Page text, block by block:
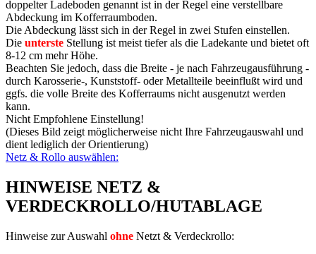
doppelter Ladeboden genannt ist in der Regel eine verstellbare
Abdeckung im Kofferraumboden.
Die Abdeckung lässt sich in der Regel in zwei Stufen einstellen.
Die unterste Stellung ist meist tiefer als die Ladekante und bietet oft
8-12 cm mehr Höhe.
Beachten Sie jedoch, dass die Breite - je nach Fahrzeugausführung -
durch Karosserie-, Kunststoff- oder Metallteile beeinflußt wird und
ggfs. die volle Breite des Kofferraums nicht ausgenutzt werden
kann.
Nicht Empfohlene Einstellung!
(Dieses Bild zeigt möglicherweise nicht Ihre Fahrzeugauswahl und
dient lediglich der Orientierung)
Netz & Rollo auswählen:
HINWEISE NETZ &
VERDECKROLLO/HUTABLAGE
Hinweise zur Auswahl ohne Netzt & Verdeckrollo: